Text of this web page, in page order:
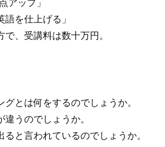
アップ」
語を仕上げる」
、受講料は数十万円。
とは何をするのでしょうか。
うのでしょうか。
と言われているのでしょうか。